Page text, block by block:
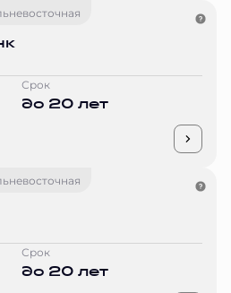
Срок
до 20 лет
Срок
до 20 лет